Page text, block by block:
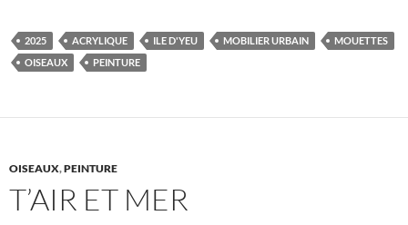
2025 ACRYLIQUE ILE D'YEU MOBILIER URBAIN
MOUETTES
OISEAUX
PEINTURE
OISEAUX,PEINTURE
T’AIR ET MER